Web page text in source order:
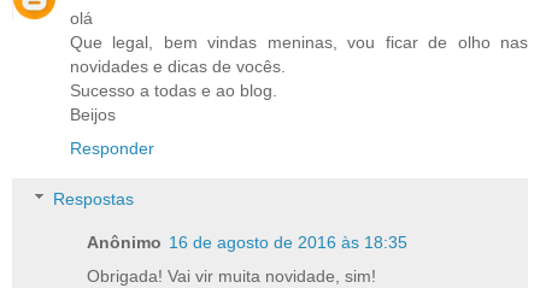
olá
Que legal, bem vindas meninas, vou ficar de olho nas
novidades e dicas de vocês.
Sucesso a todas e ao blog.
Beijos
Responder
Respostas
Anônimo 16 de agosto de 2016 às 18:35
Obrigada! Vai vir muita novidade, sim!